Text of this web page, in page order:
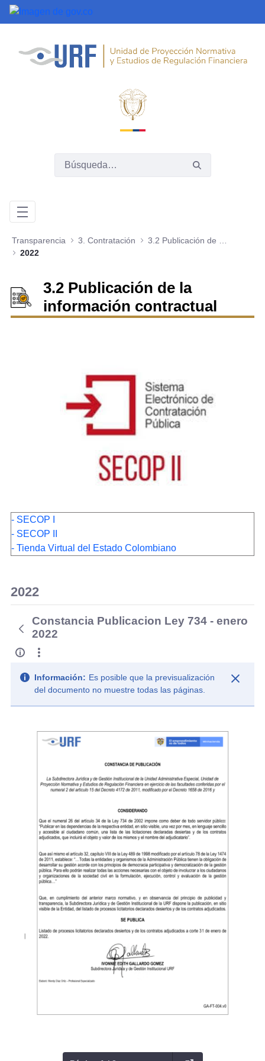
Saltar al contenido principal
Transparencia 3. Contratación
2022
3.2 Publicación de la
información contractual
- SECOP I
- SECOP II
- Tienda Virtual del Estado Colombiano
2022
Constancia Publicacion Ley 734 - enero
2022
Información: Es posible que la previsualización
del documento no muestre todas las páginas.